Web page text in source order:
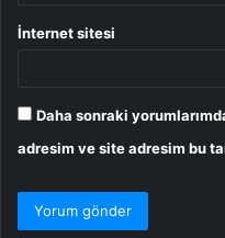
İnternet sitesi
Daha sonraki
adresim ve site adresim bu